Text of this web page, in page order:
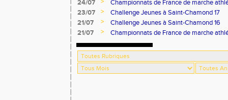
24/07
Championnats de France de marche
23/07
>
Challenge Jeunes à Saint-Chamond 17
21/07
>
Challenge Jeunes à Saint-Chamond 16
21/07
> Championnats de France de marche